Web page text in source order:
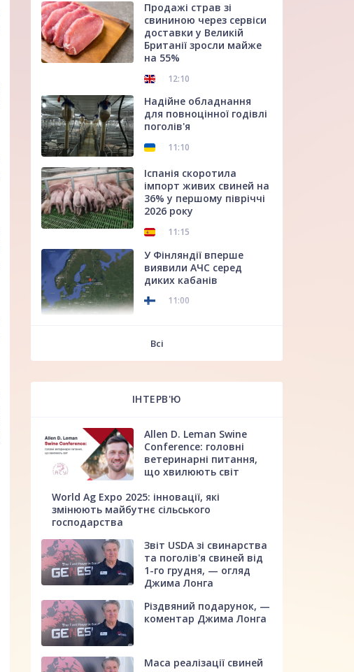
Продажі страв зі
свининою через сервіси
доставки у Великій
Британії зросли майже
на 55%
12:10
Надійне обладнання
для повноцінної годівлі
поголів'я
11:10
Іспанія скоротила
імпорт живих свиней на
36% у першому півріччі
2026 року
11:15
У Фінляндії вперше
виявили АЧС серед
диких кабанів
11:00
Всі
ІНТЕРВ'Ю
Allen D. Leman Swine
Conference: головні
ветеринарні питання,
що хвилюють світ
World Ag Expo 2025: інновації, які
змінюють майбутнє сільського
господарства
Звіт USDA зі свинарства
та поголів'я свиней від
1-го грудня, — огляд
Джима Лонга
Різдвяний подарунок, —
коментар Джима Лонга
Маса реалізації свиней